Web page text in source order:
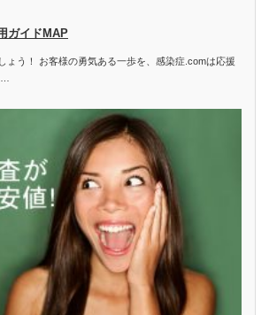
ガイドMAP
ょう！ お客様の勇気ある一歩を、感染症.comは応援